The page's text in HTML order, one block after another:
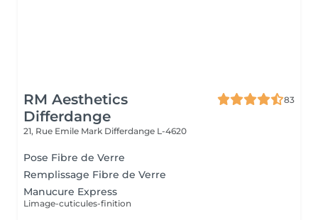
RM Aesthetics
Differdange
83
21, Rue Emile Mark Differdange L-4620
Pose Fibre de Verre
Remplissage Fibre de Verre
Manucure Express
Limage-cuticules-finition